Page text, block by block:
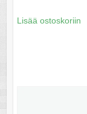
Lisää ostoskoriin